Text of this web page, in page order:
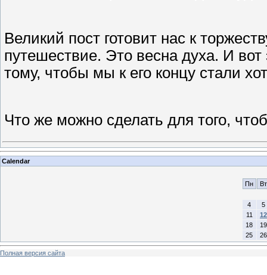
Великий пост готовит нас к
путешествие. Это весна духа. И вот
тому, чтобы мы к его концу стали
Что же можно сделать для того,
Calendar
Пн Вт
4
5
11
12
18
19
25
26
Полная версия сайта